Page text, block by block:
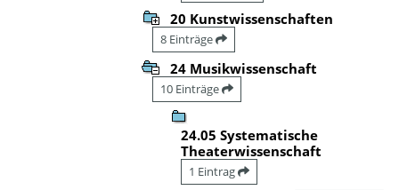
20 Kunstwissenschaften
8 Einträge
24 Musikwissenschaft
10 Einträge
24.05 Systematische
Theaterwissenschaft
1 Eintrag